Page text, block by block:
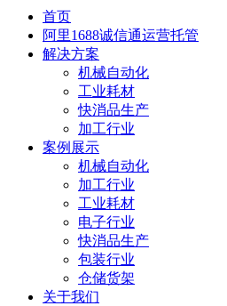
首页
阿里1688诚信通运营托管
解决方案
机械自动化
工业耗材
快消品生产
加工行业
案例展示
机械自动化
加工行业
工业耗材
电子行业
快消品生产
包装行业
仓储货架
关于我们